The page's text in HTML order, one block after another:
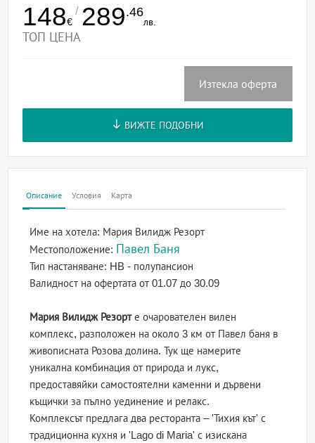
148€
/ 289.46
лв.
ТОП ЦЕНА
Изтекла оферта
ВИЖТЕ ПОДОБНИ
Описание Условия Карта
Име на хотела: Мария Вилидж Резорт
Местоположение: Павел Баня
Тип настаняване: HB - полупансион
Валидност на офертатаот 01.07 до 30.09
Мария Вилидж Резорте очарователен вилен
комплекс, разположен на около 3 км от Павел баня в
живописната Розова долина. Тук ще намерите
уникална комбинация от природа и лукс,
предоставяйки самостоятелни каменни и дървени
къщички за пълно уединение и релакс.
Комплексът предлага два ресторанта – 'Тихия кът' с
традиционна кухня и 'Lago di Maria' с изискана